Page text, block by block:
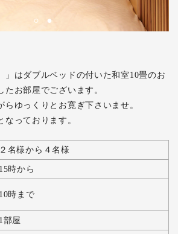
」はダブルベッドの付いた和室10畳のお
お部屋でございます。
らゆっくりとお寛ぎ下さいませ。
っております。
２名様から４名様
15時から
10時まで
1部屋